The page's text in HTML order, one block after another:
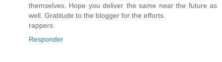
themselves. Hope you deliver the same near the future as
well. Gratitude to the blogger for the efforts.
rappers
Responder